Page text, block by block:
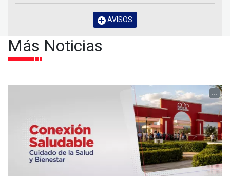
AVISOS
Más Noticias
...